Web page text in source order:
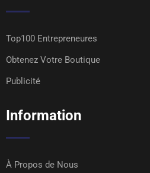
Top100 Entrepreneures
Obtenez Votre Boutique
Publicité
Information
À Propos de Nous